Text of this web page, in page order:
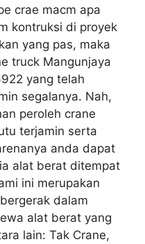
crae macm apa
kontruksi di proyek
yang pas, maka
truck Mangunjaya
yang telah
segalanya. Nah,
peroleh crane
terjamin serta
anda dapat
alat berat ditempat
ini merupakan
dalam
alat berat yang
lain: Tak Crane,